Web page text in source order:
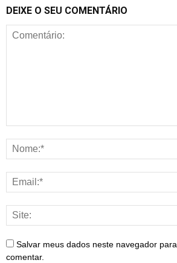
DEIXE O SEU COMENTÁRIO
Salvar meus dados neste navegador
comentar.